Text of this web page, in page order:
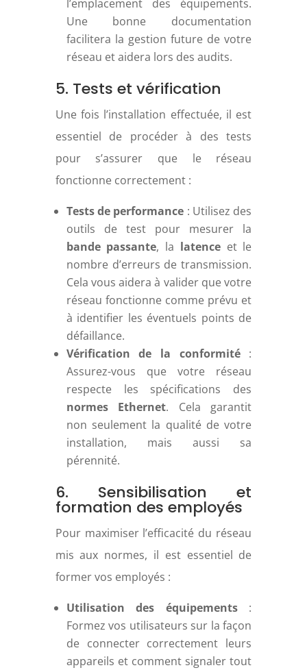
l’emplacement des équipements.
Une bonne documentation
facilitera la gestion future de votre
réseau et aidera lors des audits.
5. Tests et vérification
Une fois l’installation effectuée, il est
essentiel de procéder à des tests
pour s’assurer que le réseau
fonctionne correctement :
Tests de performance : Utilisez des
outils de test pour mesurer la
bande passante, la latenceet le
nombre d’erreurs de transmission.
Cela vous aidera à valider que votre
réseau fonctionne comme prévu et
à identifier les éventuels points de
défaillance.
Vérification de la conformité:
Assurez-vous que votre réseau
respecte les spécifications des
normes Ethernet. Cela garantit
non seulement la qualité de votre
installation, mais aussi sa
pérennité.
6. Sensibilisation et
formation des employés
Pour maximiser l’efficacité du réseau
mis aux normes, il est essentiel de
former vos employés :
Utilisation des équipements:
Formez vos utilisateurs sur la façon
de connecter correctement leurs
appareils et comment signaler tout